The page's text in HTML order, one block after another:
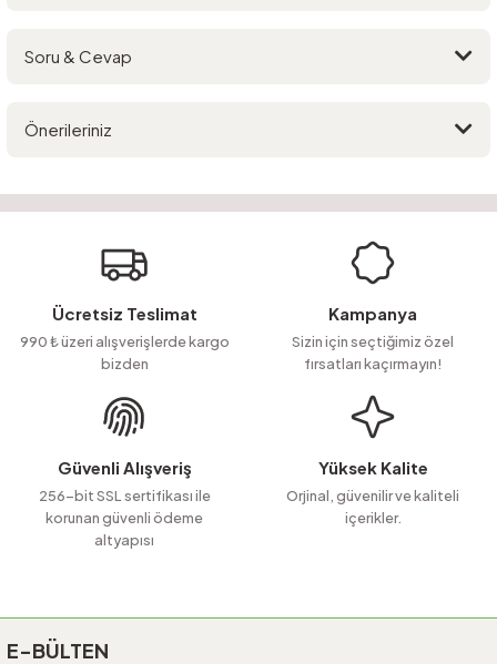
Soru & Cevap
Soru Sor
Önerileriniz
Görüş ve önerileriniz için teşekkür ederiz.
Ürün resmi kalitesiz, bozuk veya görüntülenemiyor.
Ürün açıklamasında eksik bilgiler bulunuyor.
Ürün bilgilerinde hatalar bulunuyor.
Ürün fiyatı diğer sitelerden daha pahalı.
Bu ürüne benzer farklı alternatifler olmalı.
Ücretsiz Teslimat
990 ₺ üzeri alışverişlerde kargo
bizden
Kampanya
Sizin için seçtiğimiz özel
fırsatları kaçırmayın!
Güvenli Alışveriş
256-bit SSL sertifikası ile
korunan güvenli ödeme
altyapısı
Yüksek Kalite
Orjinal, güvenilir ve kaliteli
içerikler.
E-BÜLTEN